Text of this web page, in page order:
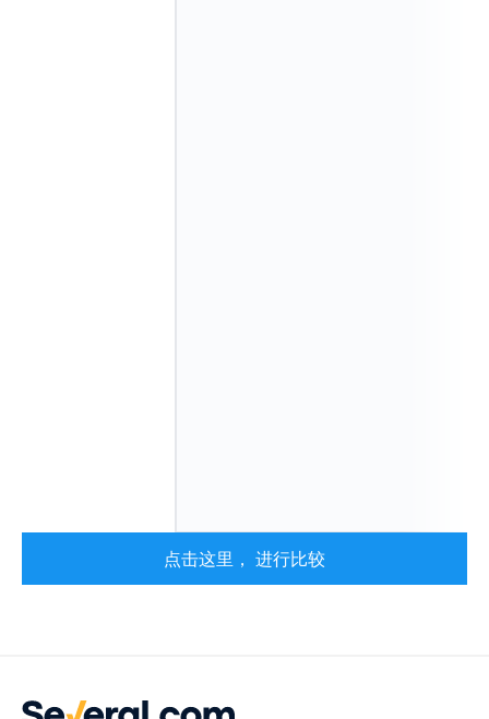
点击这里， 进行比较